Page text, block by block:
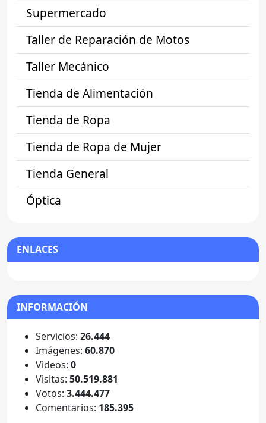
Supermercado
Taller de Reparación de Motos
Taller Mecánico
Tienda de Alimentación
Tienda de Ropa
Tienda de Ropa de Mujer
Tienda General
Óptica
ENLACES
INFORMACIÓN
Servicios: 26.444
Imágenes: 60.870
Videos: 0
Visitas: 50.519.881
Votos: 3.444.477
Comentarios: 185.395